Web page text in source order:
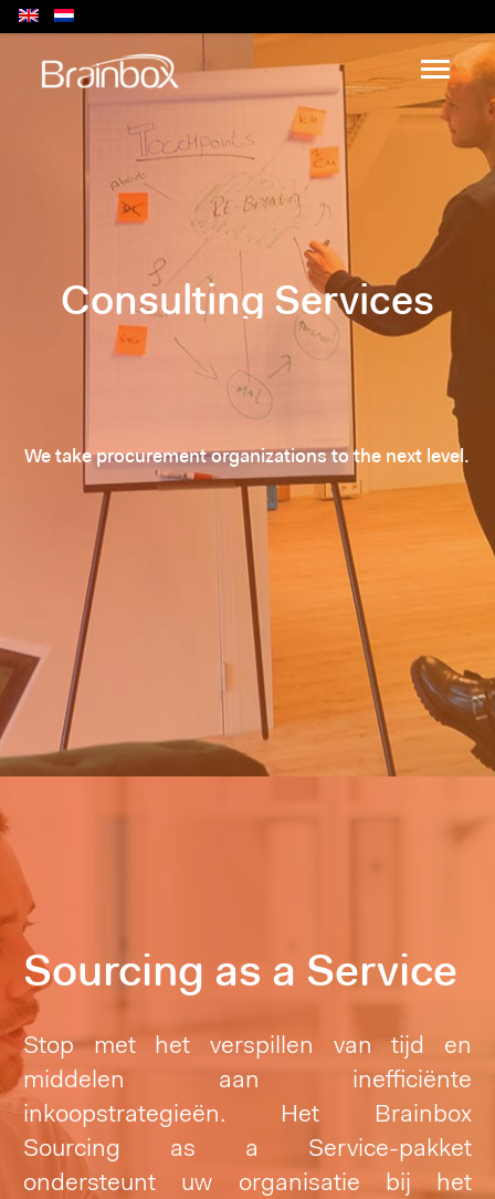
Consulting Services
We take procurement organizations to the next level.
Sourcing as a Service
Stop met het verspillen van tijd en
middelen aan inefficiënte
inkoopstrategieën. Het Brainbox
Sourcing as a Service-pakket
ondersteunt uw organisatie bij het